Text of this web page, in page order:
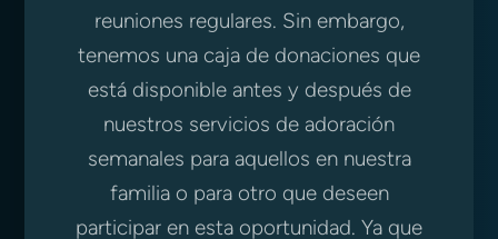
reuniones regulares. Sin embargo,
tenemos una caja de donaciones que
está disponible antes y después de
nuestros servicios de adoración
semanales para aquellos en nuestra
familia o para otro que deseen
participar en esta oportunidad. Ya que